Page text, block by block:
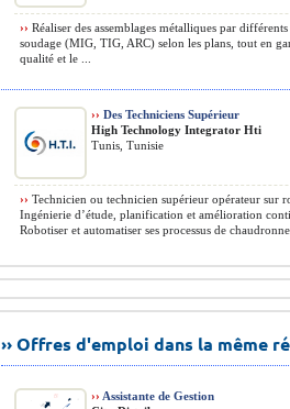
›› Réaliser des assemblages métalliques par
soudage (MIG, TIG, ARC) selon les plans, tout en
qualité et le ...
›› Des Techniciens Supérieur
High Technology Integrator Hti
Tunis, Tunisie
›› Technicien ou technicien supérieur opérateur sur
Ingénierie d’étude, planification et amélioration
Robotiser et automatiser ses processus de
›› Offres d'emploi dans la même
›› Assistante de Gestion